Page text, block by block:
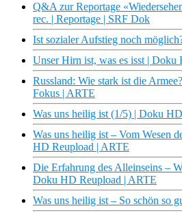
Q&A zur Reportage
rec. | Reportage | SRF Dok
Ist sozialer Aufstieg noch
Unser Hirn ist, was es isst |
Russland: Wie stark ist die
Fokus | ARTE
Was uns heilig ist (1/5) | Doku
Was uns heilig ist – Vom Wesen
HD Reupload | ARTE
Die Erfahrung des Alleinseins –
Doku HD Reupload | ARTE
Was uns heilig ist – So schön so